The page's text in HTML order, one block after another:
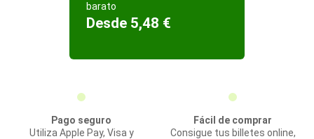
barato
Desde 5,48 €
Pago seguro
Utiliza Apple Pay, Visa y
Fácil de comprar
Consigue tus billetes online,